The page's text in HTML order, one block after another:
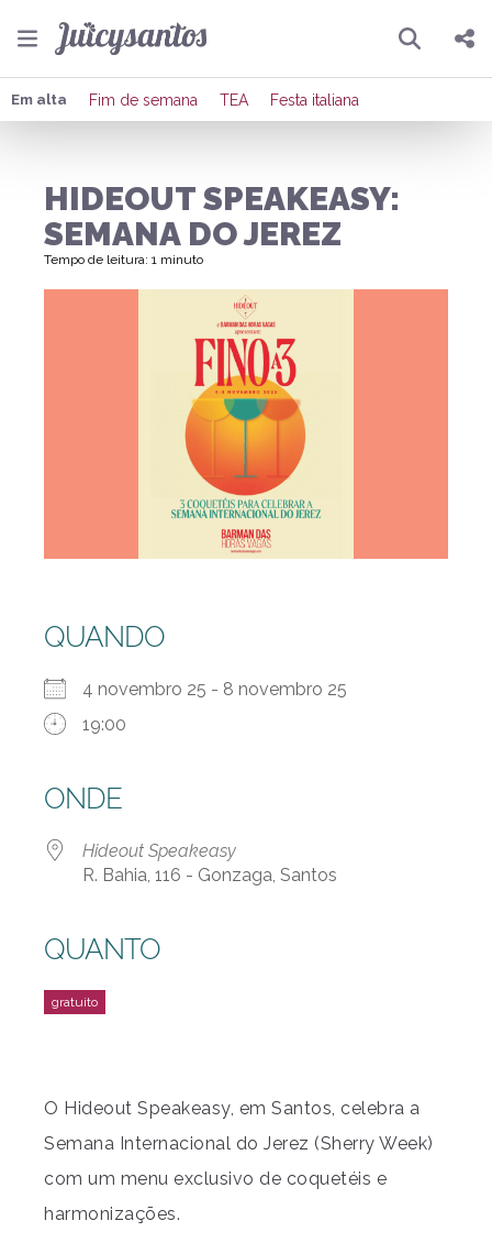
Pesquisar
Compartilhar
Enviar por Whatsapp
Em alta Fim de semana TEA Festa italiana
HIDEOUT SPEAKEASY:
SEMANA DO JEREZ
Tempo de leitura: 1 minuto
QUANDO
4 novembro 25 - 8 novembro 25
19:00
ONDE
Hideout Speakeasy
R. Bahia, 116 - Gonzaga, Santos
QUANTO
O Hideout Speakeasy, em Santos, celebra a
Semana Internacional do Jerez (Sherry Week)
com um menu exclusivo de coquetéis e
harmonizações.